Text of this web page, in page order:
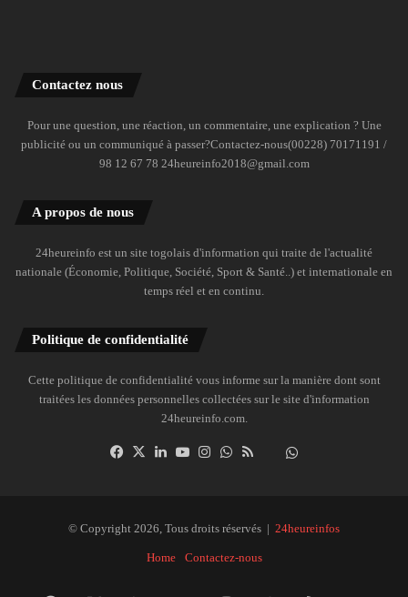
Contactez nous
Pour une question, une réaction, un commentaire, une explication ? Une
publicité ou un communiqué à passer?Contactez-nous(00228) 70171191 /
98 12 67 78 24heureinfo2018@gmail.com
A propos de nous
24heureinfo est un site togolais d'information qui traite de l'actualité
nationale (Économie, Politique, Société, Sport & Santé..) et internationale en
temps réel et en continu.
Politique de confidentialité
Cette politique de confidentialité vous informe sur la manière dont sont
traitées les données personnelles collectées sur le site d'information
24heureinfo.com.
Facebook
X LinkedinYouTubeInstagramWhatsAppDailymotion
© Copyright 2026, Tous droits réservés | 24heureinfos
Home Contactez-nous